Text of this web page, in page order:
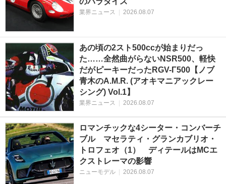
業界ニュース 2026.08.07
あの頃の2スト500ccが始まりだっ
た……全然曲がらないNSR500、軽快
だがピーキーだったRGV-Γ500【ノブ
青木のA.M.R. (アオキマニアックレー
シング) Vol.1】
業界ニュース 2026.08.07
ロマンチックな4シーター・コンバーチ
ブル マセラティ・グランカブリオ・
トロフェオ（1） ディテールはMCエ
クストレーマの影響
ニューモデル 2026.08.07